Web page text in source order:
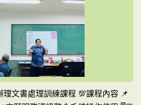
文書處理訓練課程 💯課程內容 📌